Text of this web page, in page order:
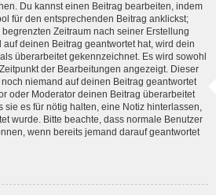
Du kannst einen Beitrag bearbeiten, indem
für den entsprechenden Beitrag anklickst;
Zeitraum nach seiner Erstellung
deinen Beitrag geantwortet hat, wird dein
überarbeitet gekennzeichnet. Es wird sowohl
der Bearbeitungen angezeigt. Dieser
niemand auf deinen Beitrag geantwortet
oder Moderator deinen Beitrag überarbeitet
sie es für nötig halten, eine Notiz hinterlassen,
wurde. Bitte beachte, dass normale Benutzer
wenn bereits jemand darauf geantwortet